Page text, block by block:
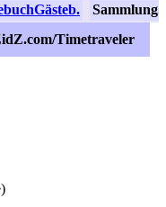
Gästeb. Sammlung
Timetraveler